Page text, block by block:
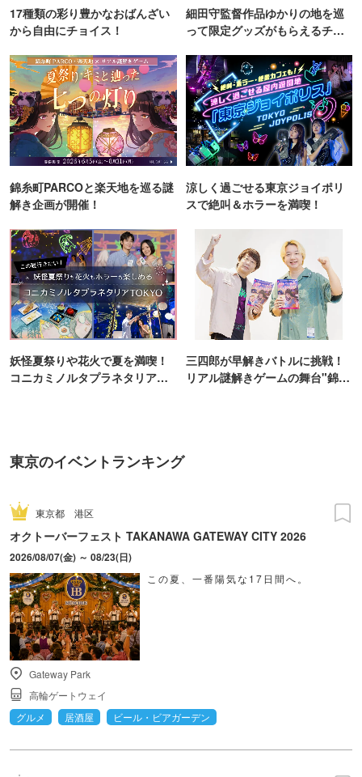
17種類の彩り豊かなおばんざい
から自由にチョイス！
細田守監督作品ゆかりの地を巡
って限定グッズがもらえるチャ
錦糸町PARCOと楽天地を巡る謎
解き企画が開催！
涼しく過ごせる東京ジョイポリ
スで絶叫＆ホラーを満喫！
妖怪夏祭りや花火で夏を満喫！
コニカミノルタプラネタリア
三四郎が早解きバトルに挑戦！
リアル謎解きゲームの舞台"錦糸
東京のイベントランキング
東京都 港区
オクトーバーフェスト TAKANAWA GATEWAY CITY 2026
2026/08/07(金) ～ 08/23(日)
この夏、一番陽気な17日間へ。
Gateway Park
高輪ゲートウェイ
グルメ
居酒屋 ビール・ビアガーデン